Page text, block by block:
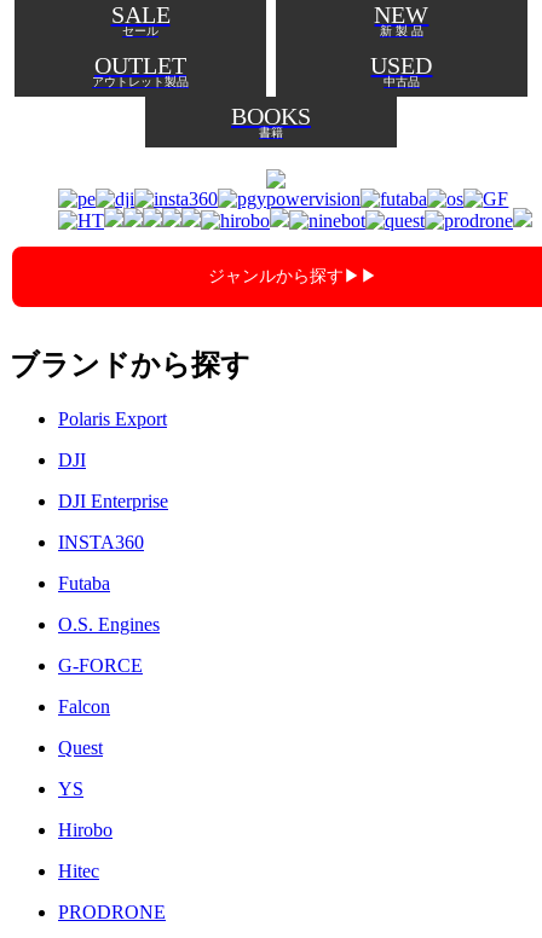
SALE
セール
NEW
新 製 品
OUTLET
アウトレット製品
USED
中古品
BOOKS
書籍
ジャンルから探す▶︎▶︎
ブランドから探す
Polaris Export
DJI
DJI Enterprise
INSTA360
Futaba
O.S. Engines
G-FORCE
Falcon
Quest
YS
Hirobo
Hitec
PRODRONE